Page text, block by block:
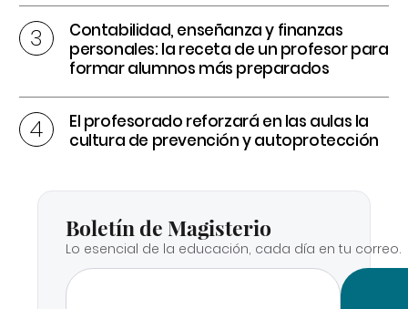
Contabilidad, enseñanza y finanzas
personales: la receta de un profesor para
formar alumnos más preparados
El profesorado reforzará en las aulas la
cultura de prevención y autoprotección
Boletín de Magisterio
Lo esencial de la educación, cada día en tu correo.